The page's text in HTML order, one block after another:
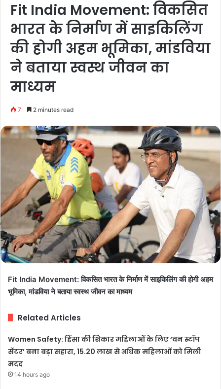
Fit India Movement: विकसित
भारत के निर्माण में साइकिलिंग
की होगी अहम भूमिका, मांडविया
ने बताया स्वस्थ जीवन का
माध्यम
7 2 minutes read
Fit India Movement: विकसित भारत के निर्माण में साइकिलिंग की होगी अहम
भूमिका, मांडविया ने बताया स्वस्थ जीवन का माध्यम
Related Articles
Women Safety: हिंसा की शिकार महिलाओं के लिए ‘वन स्टॉप
सेंटर’ बना बड़ा सहारा, 15.20 लाख से अधिक महिलाओं को मिली
मदद
14 hours ago